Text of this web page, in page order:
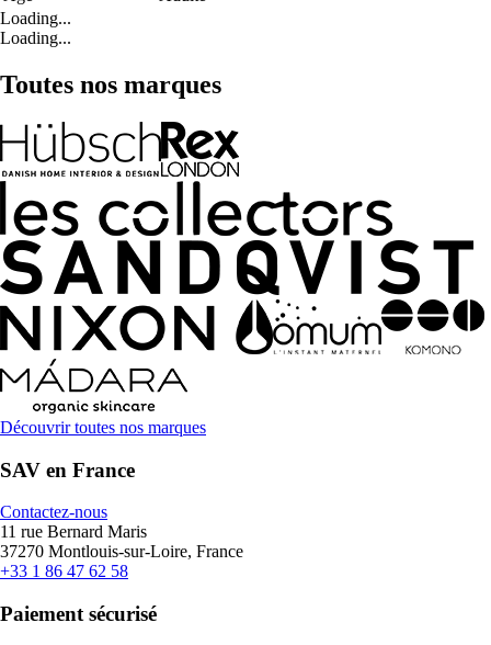
Loading...
Loading...
Toutes nos marques
Découvrir toutes nos marques
SAV en France
Contactez-nous
11 rue Bernard Maris
37270 Montlouis-sur-Loire, France
+33 1 86 47 62 58
Paiement sécurisé